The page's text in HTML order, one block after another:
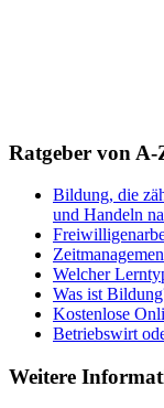
Ratgeber von A-
Bildung, die
und Handeln
Welcher
Was ist
Kostenlose
Betriebswirt
Weitere